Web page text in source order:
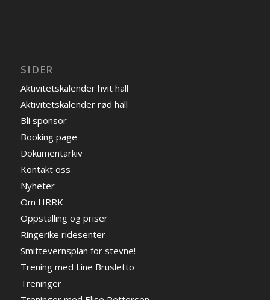
SIDER
Aktivitetskalender hvit hall
Aktivitetskalender rød hall
Bli sponsor
Booking page
Dokumentarkiv
Kontakt oss
Nyheter
Om HRRK
Oppstalling og priser
Ringerike ridesenter
Smittevernsplan for stevne!
Trening med Line Brusletto
Treninger